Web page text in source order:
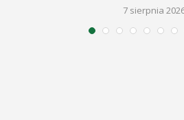
7 sierpnia